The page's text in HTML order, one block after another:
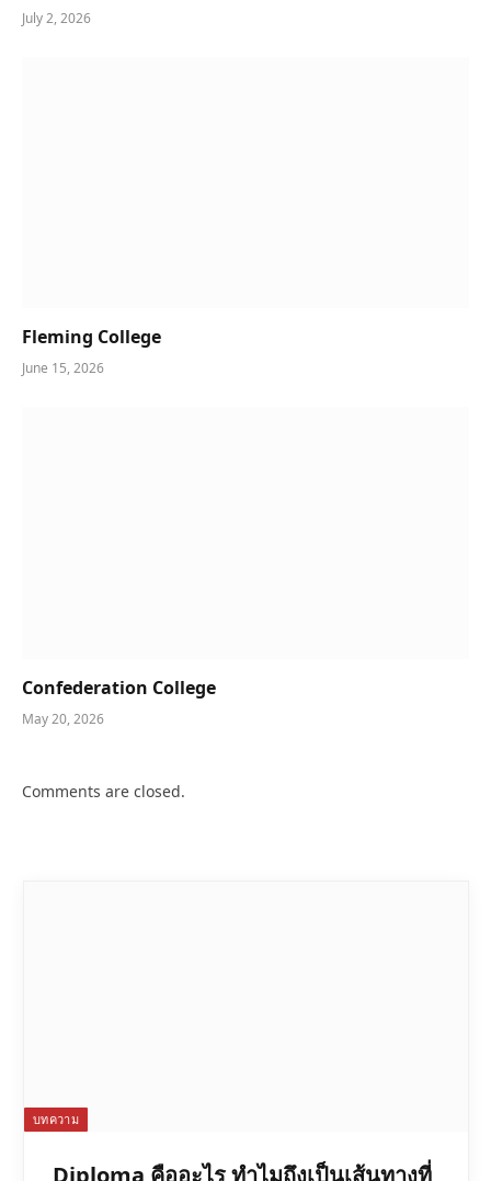
July 2, 2026
Fleming College
June 15, 2026
Confederation College
May 20, 2026
Comments are closed.
บทความ
Diploma คืออะไร ทำไมถึงเป็นเส้นทางที่